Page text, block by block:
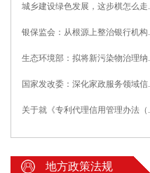
城乡建设绿色发展，这步棋怎么走...
银保监会：从根源上整治银行机构...
生态环境部：拟将新污染物治理纳...
国家发改委：深化家政服务领域信...
关于就《专利代理信用管理办法（...
地方政策法规